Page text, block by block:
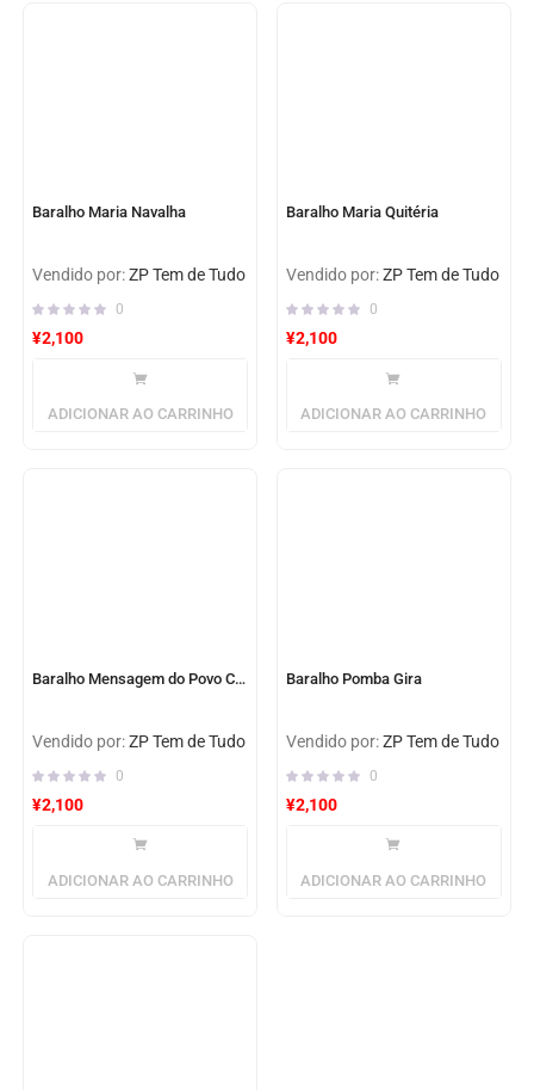
Baralho Maria Navalha
Vendido por:ZP Tem de Tudo
0
¥2,100
ADICIONAR AO CARRINHO
Baralho Maria Quitéria
Vendido por:ZP Tem de Tudo
0
¥2,100
ADICIONAR AO CARRINHO
Baralho Mensagem do Povo Cigano
Vendido por:ZP Tem de Tudo
0
¥2,100
ADICIONAR AO CARRINHO
Baralho Pomba Gira
Vendido por:ZP Tem de Tudo
0
¥2,100
ADICIONAR AO CARRINHO